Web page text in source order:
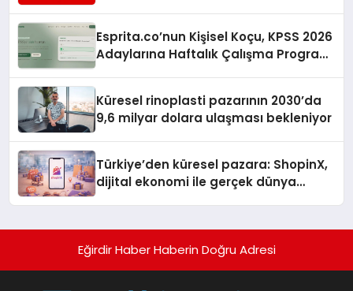
Esprita.co’nun Kişisel Koçu, KPSS 2026
Adaylarına Haftalık Çalışma Programı
Küresel rinoplasti pazarının 2030’da
9,6 milyar dolara ulaşması bekleniyor
Türkiye’den küresel pazara: ShopinX,
dijital ekonomi ile gerçek dünya
Eğirdir Haber Haberin Doğru Adresi